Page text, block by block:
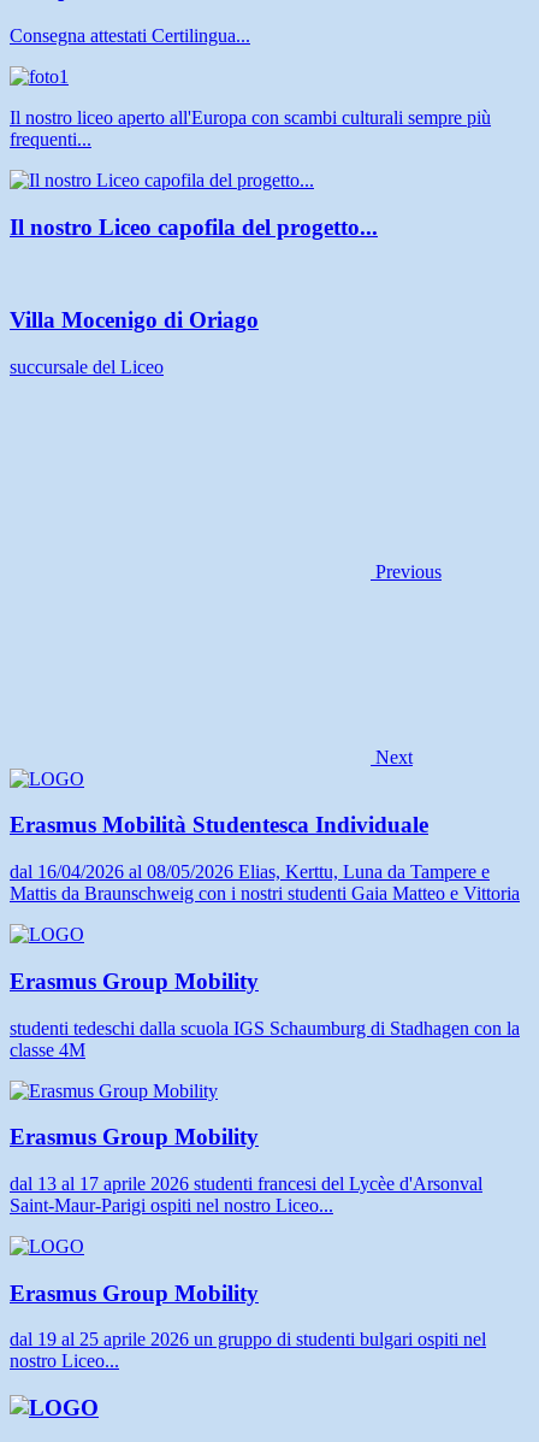
Consegna attestati Certilingua...
Il nostro liceo aperto all'Europa con scambi culturali sempre più
frequenti...
Il nostro Liceo capofila del progetto...
Villa Mocenigo di Oriago
succursale del Liceo
Previous
Next
Erasmus Mobilità Studentesca Individuale
dal 16/04/2026 al 08/05/2026 Elias, Kerttu, Luna da Tampere e
Mattis da Braunschweig con i nostri studenti Gaia Matteo e Vittoria
Erasmus Group Mobility
studenti tedeschi dalla scuola IGS Schaumburg di Stadhagen con la
classe 4M
Erasmus Group Mobility
dal 13 al 17 aprile 2026 studenti francesi del Lycèe d'Arsonval
Saint-Maur-Parigi ospiti nel nostro Liceo...
Erasmus Group Mobility
dal 19 al 25 aprile 2026 un gruppo di studenti bulgari ospiti nel
nostro Liceo...